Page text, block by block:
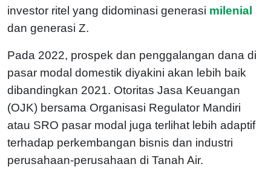
investor ritel yang didominasi generasi milenial
dan generasi Z.
Pada 2022, prospek dan penggalangan dana di
pasar modal domestik diyakini akan lebih baik
dibandingkan 2021. Otoritas Jasa Keuangan
(OJK) bersama Organisasi Regulator Mandiri
atau SRO pasar modal juga terlihat lebih adaptif
terhadap perkembangan bisnis dan industri
perusahaan-perusahaan di Tanah Air.